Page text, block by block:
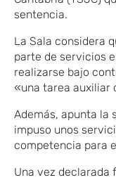
sentencia.
La Sala considera
parte de servicios
realizarse bajo
«una tarea auxiliar
Además, apunta la
impuso unos
competencia para
Una vez declarada